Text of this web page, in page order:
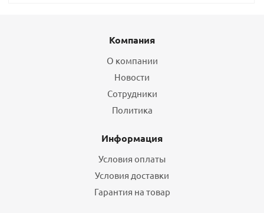
Компания
О компании
Новости
Сотрудники
Политика
Информация
Условия оплаты
Условия доставки
Гарантия на товар